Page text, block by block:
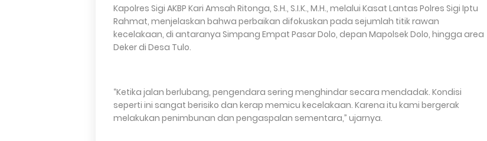
Kapolres Sigi AKBP Kari Amsah Ritonga, S.H., S.I.K., M.H., melalui Kasat Lantas Polres Sigi Iptu
Rahmat, menjelaskan bahwa perbaikan difokuskan pada sejumlah titik rawan
kecelakaan, di antaranya Simpang Empat Pasar Dolo, depan Mapolsek Dolo, hingga area
Deker di Desa Tulo.
“Ketika jalan berlubang, pengendara sering menghindar secara mendadak. Kondisi
seperti ini sangat berisiko dan kerap memicu kecelakaan. Karena itu kami bergerak
melakukan penimbunan dan pengaspalan sementara,” ujarnya.